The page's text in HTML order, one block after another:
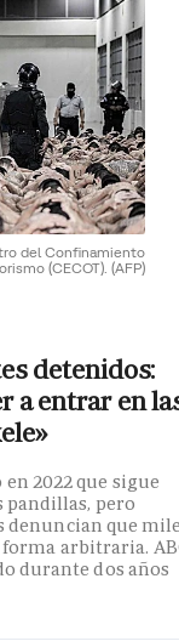
del Confinamiento
(CECOT). (AFP)
detenidos:
a entrar en
2022 que sigue
pandillas, pero
denuncian que
forma arbitraria.
durante dos años